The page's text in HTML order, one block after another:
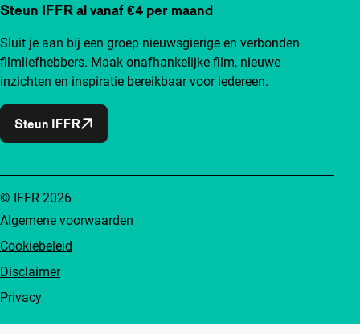
Steun IFFR al vanaf €4 per maand
Sluit je aan bij een groep nieuwsgierige en verbonden
filmliefhebbers. Maak onafhankelijke film, nieuwe
inzichten en inspiratie bereikbaar voor iedereen.
Steun IFFR
Algemene voorwaarden
Cookiebeleid
Disclaimer
Privacy
© IFFR 2026